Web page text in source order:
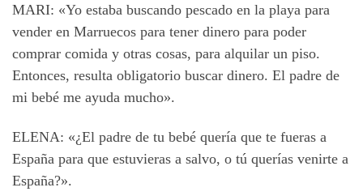
MARI: «Yo estaba buscando pescado en la playa para
vender en Marruecos para tener dinero para poder
comprar comida y otras cosas, para alquilar un piso.
Entonces, resulta obligatorio buscar dinero. El padre de
mi bebé me ayuda mucho».
ELENA: «¿El padre de tu bebé quería que te fueras a
España para que estuvieras a salvo, o tú querías venirte a
España?».